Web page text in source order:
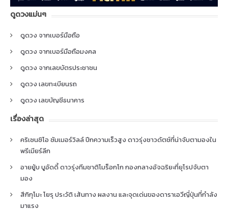
ดูดวงแม่นๆ
ดูดวง จากเบอร์มือถือ
ดูดวง จากเบอร์มือถือมงคล
ดูดวง จากเลขบัตรประชาชน
ดูดวง เลขทะเบียนรถ
ดูดวง เลขบัญชีธนาคาร
เรื่องล่าสุด
คริเซนซิโอ ซัมเมอร์วิลล์ ปีกความเร็วสูง ดาวรุ่งชาวดัตช์ที่น่าจับตามองใน
พรีเมียร์ลีก
อายยู้บ บูอัดดี้ ดาวรุ่งทีมชาติโมร็อกโก กองกลางอัจฉริยะที่ยุโรปจับตา
มอง
สึกิกุโมะ โยรุ ประวัติ เส้นทาง ผลงาน และจุดเด่นของดาราเอวีญี่ปุ่นที่กำลัง
มาแรง